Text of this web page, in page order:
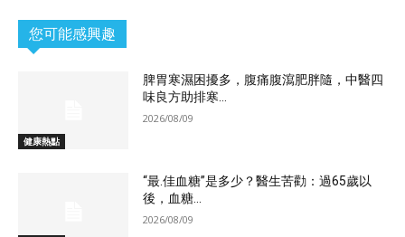
您可能感興趣
健康熱點
脾胃寒濕困擾多，腹痛腹瀉肥胖隨，中醫四
味良方助排寒...
2026/08/09
“最.佳血糖”是多少？醫生苦勸：過65歲以
後，血糖...
2026/08/09